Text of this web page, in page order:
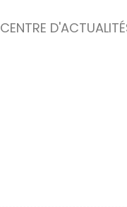
CENTRE